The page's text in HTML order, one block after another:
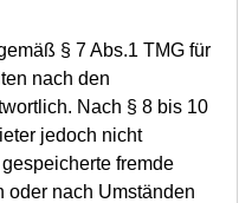
§ 7 Abs.1 TMG für
nach den
Nach § 8 bis 10
jedoch nicht
fremde
oder nach Umständen